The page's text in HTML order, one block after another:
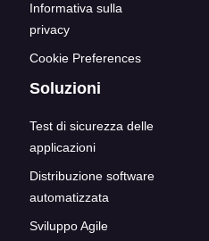
Informativa sulla
privacy
Cookie Preferences
Soluzioni
Test di sicurezza delle
applicazioni
Distribuzione software
automatizzata
Sviluppo Agile